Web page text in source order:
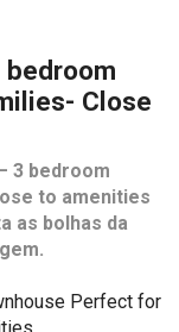
bedroom
Close
3 bedroom
to amenities
as bolhas da